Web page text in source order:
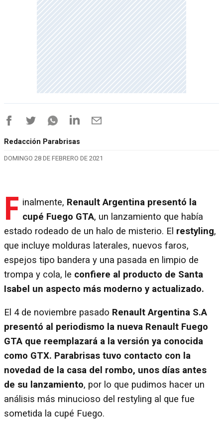
Redacción Parabrisas
DOMINGO 28 DE FEBRERO DE 2021
F inalmente, Renault Argentina presentó la
cupé Fuego GTA, un lanzamiento que había
estado rodeado de un halo de misterio. El restyling,
que incluye molduras laterales, nuevos faros,
espejos tipo bandera y una pasada en limpio de
trompa y cola, le confiere al producto de Santa
Isabel un aspecto más moderno y actualizado.
El 4 de noviembre pasado Renault Argentina S.A
presentó al periodismo la nueva Renault Fuego
GTA que reemplazará a la versión ya conocida
como GTX. Parabrisas tuvo contacto con la
novedad de la casa del rombo, unos días antes
de su lanzamiento, por lo que pudimos hacer un
análisis más minucioso del restyling al que fue
sometida la cupé Fuego.